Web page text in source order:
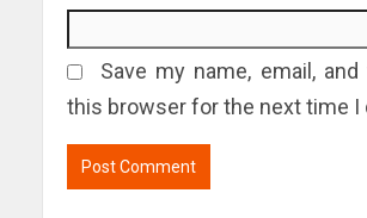
Save my name, email,
this browser for the next time I